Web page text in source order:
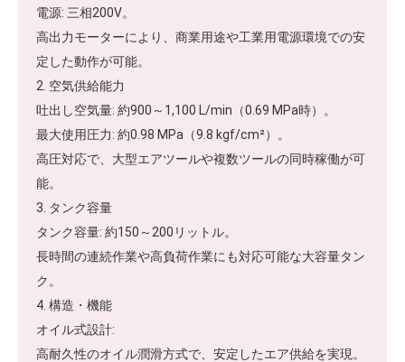
電源: 三相200V。
高出力モーターにより、商業用途や工業用電源環境での安
定した動作が可能。
2. 空気供給能力
吐出し空気量: 約900～1,100 L/min（0.69 MPa時）。
最大使用圧力: 約0.98 MPa（9.8 kgf/cm²）。
高圧対応で、大型エアツールや複数ツールの同時稼働が可
能。
3. タンク容量
タンク容量: 約150～200リットル。
長時間の連続作業や高負荷作業にも対応可能な大容量タン
ク。
4. 構造・機能
オイル式設計:
高耐久性のオイル潤滑方式で、安定したエア供給を実現。